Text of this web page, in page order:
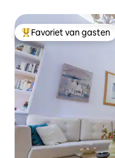
Topfavoriet van gasten
Favoriet van gasten